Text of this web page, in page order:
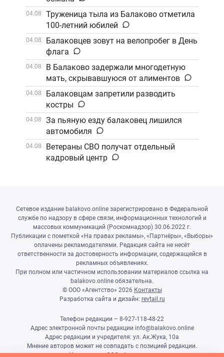
04.08
Труженица тыла из Балаково отметила
100-летний юбилей
04.08
Балаковцев зовут на велопробег в День
флага
04.08
В Балаково задержали многодетную
мать, скрывавшуюся от алиментов
04.08
Балаковцам запретили разводить
костры
04.08
За пьяную езду балаковец лишился
автомобиля
04.08
Ветераны СВО получат отдельный
кадровый центр
Сетевое издание balakovo.online зарегистрировано в Федеральной
службе по надзору в сфере связи, информационных технологий и
массовых коммуникаций (Роскомнадзор) 30.06.2022 г.
Публикации с пометкой «На правах рекламы», «Партнёры», «Выборы»
оплачены рекламодателями. Редакция сайта не несёт
ответственности за достоверность информации, содержащейся в
рекламных объявлениях.
При полном или частичном использовании материалов ссылка на
balakovo.online обязательна.
© ООО «Агентство» 2026 Контакты
Разработка сайта и дизайн: revtail.ru
Телефон редакции – 8-927-118-48-22
Адрес электронной почты редакции info@balakovo.online
Адрес редакции и учредителя: ул. Ак.Жука, 10а
Мнение авторов может не совпадать с позицией редакции.
Учредитель: ООО «Агентство»